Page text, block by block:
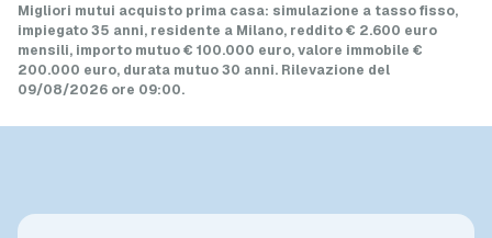
Migliori mutui acquisto prima casa: simulazione a tasso fisso,
impiegato 35 anni, residente a Milano, reddito € 2.600 euro
mensili, importo mutuo€ 100.000 euro, valore immobile €
200.000 euro, durata mutuo30 anni. Rilevazione del
09/08/2026 ore 09:00.